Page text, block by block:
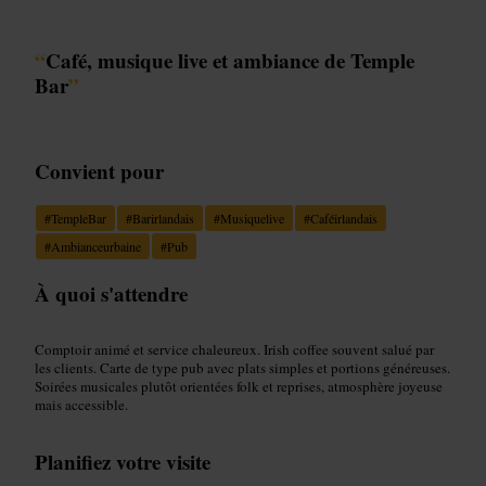
“Café, musique live et ambiance de Temple
Bar”
Convient pour
#TempleBar #Barirlandais #Musiquelive #Caféirlandais
#Ambianceurbaine #Pub
À quoi s'attendre
Comptoir animé et service chaleureux. Irish coffee souvent salué par
les clients. Carte de type pub avec plats simples et portions généreuses.
Soirées musicales plutôt orientées folk et reprises, atmosphère joyeuse
mais accessible.
Planifiez votre visite